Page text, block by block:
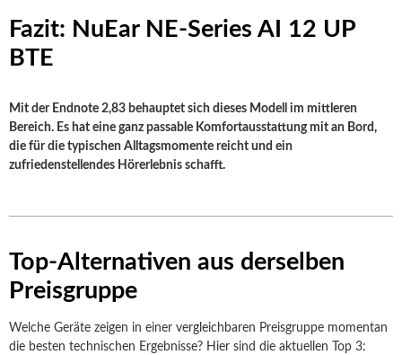
Fazit: NuEar NE-Series AI 12 UP
BTE
Mit der Endnote 2,83 behauptet sich dieses Modell im mittleren
Bereich. Es hat eine ganz passable Komfortausstattung mit an Bord,
die für die typischen Alltagsmomente reicht und ein
zufriedenstellendes Hörerlebnis schafft.
Top-Alternativen aus derselben
Preisgruppe
Welche Geräte zeigen in einer vergleichbaren Preisgruppe momentan
die besten technischen Ergebnisse? Hier sind die aktuellen Top 3: